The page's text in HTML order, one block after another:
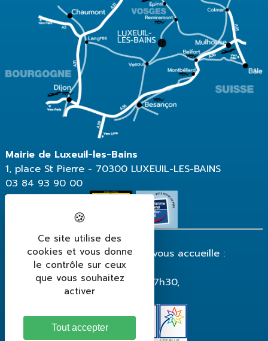
Mairie de Luxeuil-les-Bains
1, place St Pierre - 70300 LUXEUIL-LES-BAINS
03 84 93 90 00
La mairie de Luxeuil-les-Bains vous accueille :
du lundi au vendredi
de 8h30 à 12h et de 13h30 à 17h30,
fermeture le vendredi à 17h.
Ce site utilise des
cookies et vous donne
le contrôle sur ceux
que vous souhaitez
activer
Tout accepter